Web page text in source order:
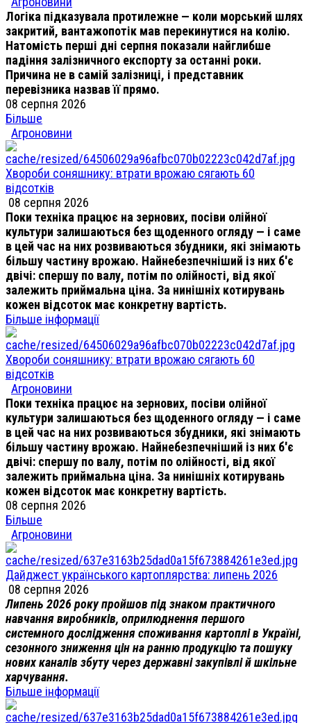
Логіка підказувала протилежне — коли морський шлях
закритий, вантажопотік мав перекинутися на колію.
Натомість перші дні серпня показали найглибше
падіння залізничного експорту за останні роки.
Причина не в самій залізниці, і представник
перевізника назвав її прямо.
08 серпня 2026
Більше
Агроновини
Хвороби соняшнику: втрати врожаю сягають 60
відсотків
08 серпня 2026
Поки техніка працює на зернових, посіви олійної
культури залишаються без щоденного огляду — і саме
в цей час на них розвиваються збудники, які знімають
більшу частину врожаю. Найнебезпечніший із них б'є
двічі: спершу по валу, потім по олійності, від якої
залежить приймальна ціна. За нинішніх котирувань
кожен відсоток має конкретну вартість.
Більше інформації
Хвороби соняшнику: втрати врожаю сягають 60
відсотків
Агроновини
Поки техніка працює на зернових, посіви олійної
культури залишаються без щоденного огляду — і саме
в цей час на них розвиваються збудники, які знімають
більшу частину врожаю. Найнебезпечніший із них б'є
двічі: спершу по валу, потім по олійності, від якої
залежить приймальна ціна. За нинішніх котирувань
кожен відсоток має конкретну вартість.
08 серпня 2026
Більше
Агроновини
Дайджест українського картоплярства: липень 2026
08 серпня 2026
Липень 2026 року пройшов під знаком практичного
навчання виробників, оприлюднення першого
системного дослідження споживання картоплі в Україні,
сезонного зниження цін на ранню продукцію та пошуку
нових каналів збуту через державні закупівлі й шкільне
харчування.
Більше інформації